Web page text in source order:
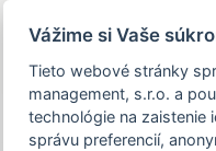
Prezeráte si
Vážime si Vaše
Tieto webové stránky
management, s.r.o. a
technológie na zaistenie
správu preferencií,